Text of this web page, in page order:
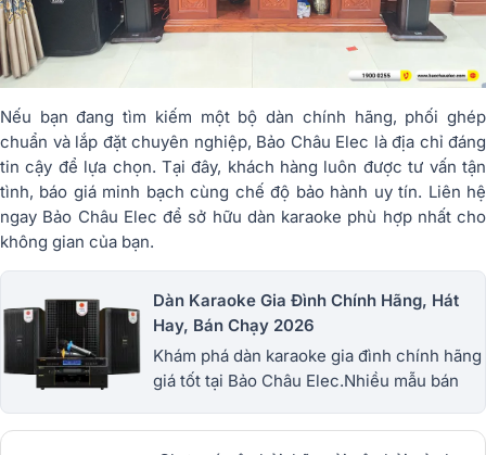
Nếu bạn đang tìm kiếm một bộ dàn chính hãng, phối ghép
chuẩn và lắp đặt chuyên nghiệp, Bảo Châu Elec là địa chỉ đáng
tin cậy để lựa chọn. Tại đây, khách hàng luôn được tư vấn tận
tình, báo giá minh bạch cùng chế độ bảo hành uy tín. Liên hệ
ngay Bảo Châu Elec để sở hữu dàn karaoke phù hợp nhất cho
không gian của bạn.
Dàn Karaoke Gia Đình Chính Hãng, Hát
Hay, Bán Chạy 2026
Khám phá dàn karaoke gia đình chính hãng
giá tốt tại Bảo Châu Elec.Nhiều mẫu bán
dBTechnologies, Philips Cao